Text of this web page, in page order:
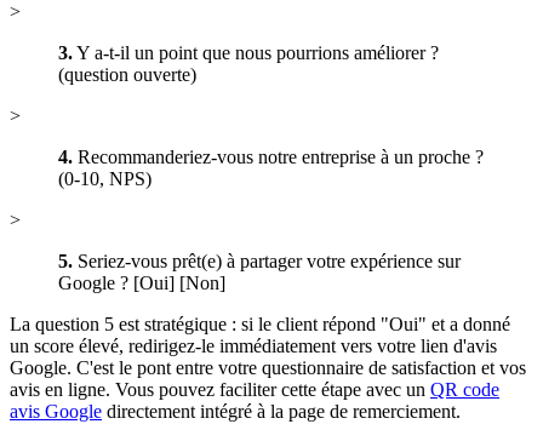
>
3.Y a-t-il un point que nous pourrions améliorer ?
(question ouverte)
>
4. Recommanderiez-vous notre entreprise à un proche ?
(0-10, NPS)
>
5. Seriez-vous prêt(e) à partager votre expérience sur
Google ? [Oui] [Non]
La question 5 est stratégique : si le client répond "Oui" et a donné
un score élevé, redirigez-le immédiatement vers votre lien d'avis
Google. C'est le pont entre votre questionnaire de satisfaction et vos
avis en ligne. Vous pouvez faciliter cette étape avec un QR code
avis Google directement intégré à la page de remerciement.